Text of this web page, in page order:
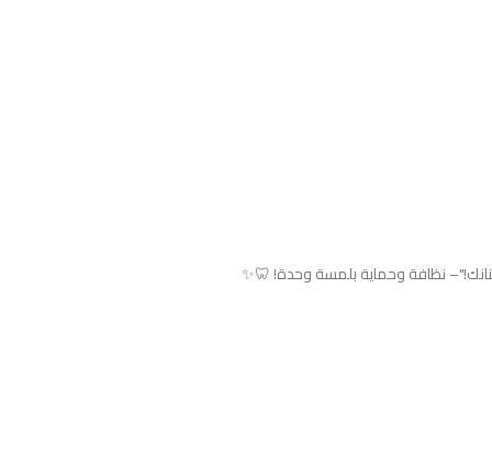
نظافة وحماية بلمسة وحدة! 🦷✨